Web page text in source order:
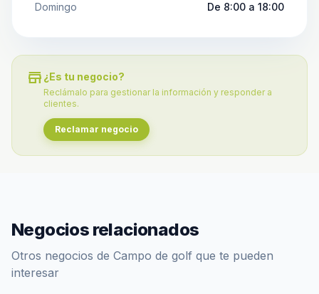
Domingo
De 8:00 a 18:00
store ¿Es tu negocio?
Reclámalo para gestionar la información y responder a
clientes.
Reclamar negocio
Negocios relacionados
Otros negocios de Campo de golf que te pueden
interesar